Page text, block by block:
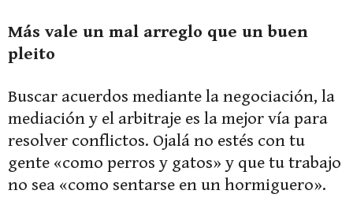
Más vale un mal arreglo que un buen
pleito
Buscar acuerdos mediante la negociación, la
mediación y el arbitraje es la mejor vía para
resolver conflictos. Ojalá no estés con tu
gente «como perros y gatos» y que tu trabajo
no sea «como sentarse en un hormiguero».